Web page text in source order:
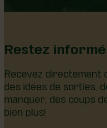
Restez
Recevez
des idées de sorties,
manquer, des coups
bien plus!